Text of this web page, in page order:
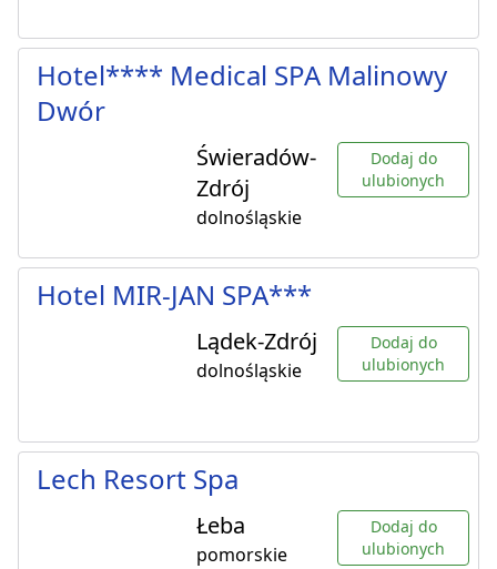
Hotel**** Medical SPA Malinowy
Dwór
Świeradów-
Zdrój
dolnośląskie
Dodaj do
ulubionych
Hotel MIR-JAN SPA***
Lądek-Zdrój
dolnośląskie
Dodaj do
ulubionych
Lech Resort Spa
Łeba
pomorskie
Dodaj do
ulubionych